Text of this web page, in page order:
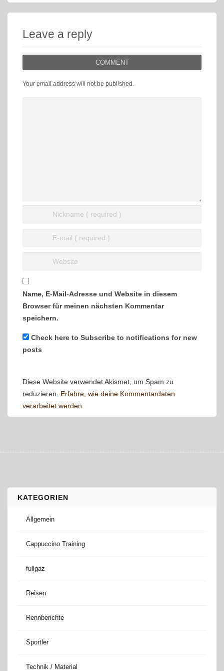
Leave a reply
COMMENT
Your email address will not be published.
Name, E-Mail-Adresse und Website in diesem
Browser für meinen nächsten Kommentar
speichern.
Check here to Subscribe to notifications for new
posts
Diese Website verwendet Akismet, um Spam zu
reduzieren. Erfahre, wie deine Kommentardaten
verarbeitet werden.
KATEGORIEN
Allgemein
Cappuccino Training
fullgaz
Reisen
Rennberichte
Sportler
Technik / Material